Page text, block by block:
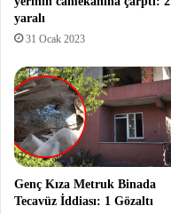
yaralı
31 Ocak 2023
Genç Kıza Metruk Binada
Tecavüz İddiası: 1 Gözaltı